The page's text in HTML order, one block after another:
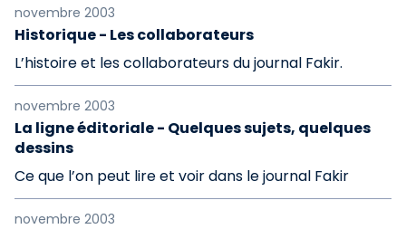
novembre 2003
Historique - Les collaborateurs
L’histoire et les collaborateurs du journal Fakir.
novembre 2003
La ligne éditoriale - Quelques sujets, quelques
dessins
Ce que l’on peut lire et voir dans le journal Fakir
novembre 2003